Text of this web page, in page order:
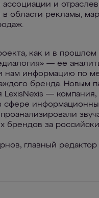
и
области рекламы,
как и в прошлом
— ее
нам информацию по
бренда. Новым
LexisNexis — компания,
сфере
брендов за
главный редактор